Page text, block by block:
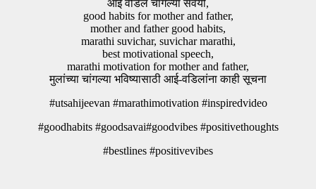
आई वडिल चांगल्या सवयी,
good habits for mother and father,
mother and father good habits,
marathi suvichar, suvichar marathi,
best motivational speech,
marathi motivation for mother and father,
मुलांच्या चांगल्या भविष्यासाठी आई-वडिलांना काही सूचना
#utsahijeevan #marathimotivation #inspiredvideo
#goodhabits #goodsavai#goodvibes #positivethoughts
#bestlines #positivevibes